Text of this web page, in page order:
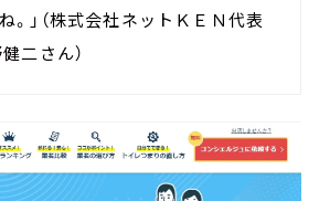
。 」（株式会社ネットＫＥＮ代表
二さん）